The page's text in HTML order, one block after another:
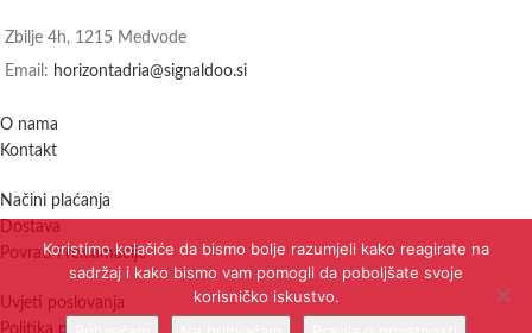
Zbilje 4h, 1215 Medvode
Email: horizontadria@signaldoo.si
O nama
Kontakt
Načini plaćanja
Dostava
Povrati i reklamacije
Uvjeti poslovanja
Politika privatnosti
Koristimo kolačiće da bismo bolje razumjeli kako reagirate na
sadržaj i kako bismo vam pomogli da poboljšate svoje
korisničko iskustvo.